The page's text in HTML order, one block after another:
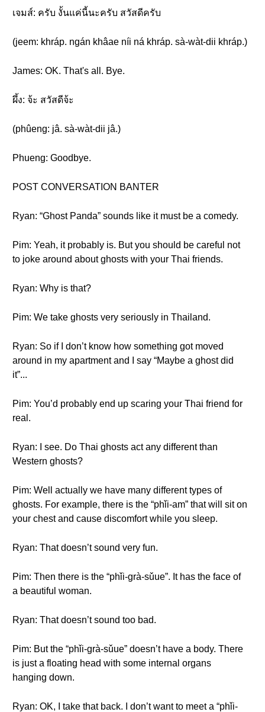
เจมส์: ครับ งั้นแค่นี้นะครับ สวัสดีครับ
(jeem: khráp. ngán khâae níi ná khráp. sà-wàt-dii khráp.)
James: OK. That's all. Bye.
ผึ้ง: จ้ะ สวัสดีจ้ะ
(phûeng: jâ. sà-wàt-dii jâ.)
Phueng: Goodbye.
POST CONVERSATION BANTER
Ryan: “Ghost Panda” sounds like it must be a comedy.
Pim: Yeah, it probably is. But you should be careful not
to joke around about ghosts with your Thai friends.
Ryan: Why is that?
Pim: We take ghosts very seriously in Thailand.
Ryan: So if I don’t know how something got moved
around in my apartment and I say “Maybe a ghost did
it”...
Pim: You’d probably end up scaring your Thai friend for
real.
Ryan: I see. Do Thai ghosts act any different than
Western ghosts?
Pim: Well actually we have many different types of
ghosts. For example, there is the “phǐi-am” that will sit on
your chest and cause discomfort while you sleep.
Ryan: That doesn’t sound very fun.
Pim: Then there is the “phǐi-grà-sǔue”. It has the face of
a beautiful woman.
Ryan: That doesn’t sound too bad.
Pim: But the “phǐi-grà-sǔue” doesn’t have a body. There
is just a floating head with some internal organs
hanging down.
Ryan: OK, I take that back. I don’t want to meet a “phǐi-